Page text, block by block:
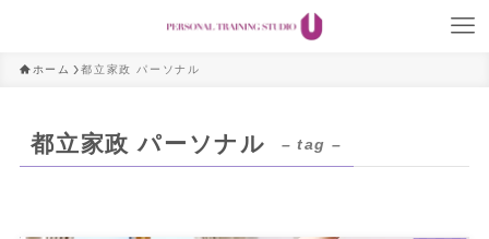
ホーム 都立家政 パーソナル
都立家政 パーソナル – tag –